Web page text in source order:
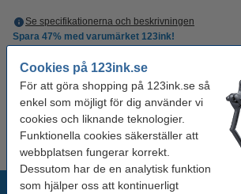
Cookies på 123ink.se
För att göra shopping på 123ink.se så
enkel som möjligt för dig använder vi
cookies och liknande teknologier.
Funktionella cookies säkerställer att
webbplatsen fungerar korrekt.
Dessutom har de en analytisk funktion
som hjälper oss att kontinuerligt
Se specifikationerna och beskrivningen
Spara 47% med varumärket 123ink!
Per sida 0,06 kr
475 kr Beställ
Populära produkter